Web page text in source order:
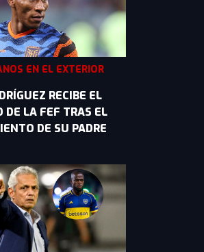
EN EL EXTERIOR
RECIBE EL
DE LA FEF TRAS EL
DE SU PADRE